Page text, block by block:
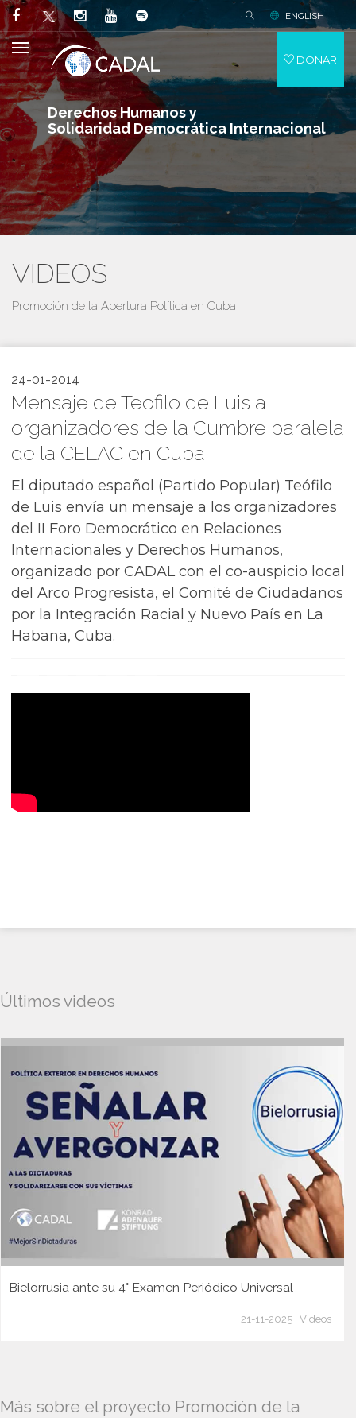
Derechos Humanos y
Solidaridad Democrática Internacional
ENGLISH
DONAR
VIDEOS
Promoción de la Apertura Política en Cuba
24-01-2014
Mensaje de Teofilo de Luis a
organizadores de la Cumbre paralela
de la CELAC en Cuba
El diputado español (Partido Popular) Teófilo
de Luis envía un mensaje a los organizadores
del II Foro Democrático en Relaciones
Internacionales y Derechos Humanos,
organizado por CADAL con el co-auspicio local
del Arco Progresista, el Comité de Ciudadanos
por la Integración Racial y Nuevo País en La
Habana, Cuba.
Últimos videos
Bielorrusia ante su 4° Examen Periódico Universal
21-11-2025 | Videos
Más sobre el proyecto Promoción de la